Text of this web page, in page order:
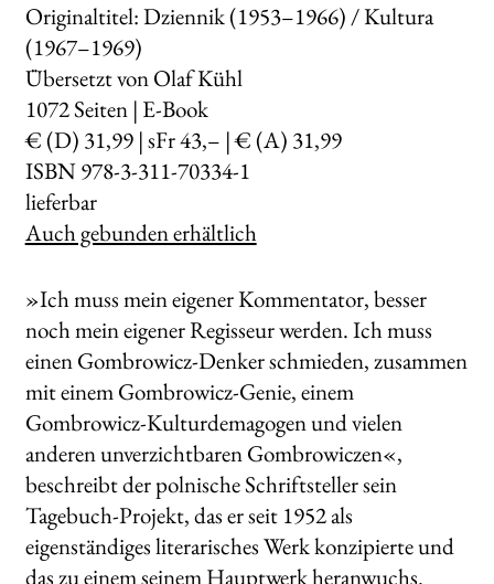
Originaltitel: Dziennik (1953–1966) / Kultura
(1967–1969)
Übersetzt von Olaf Kühl
1072Seiten | E-Book
€ (D) 31,99 | sFr 43,– | € (A) 31,99
ISBN 978-3-311-70334-1
lieferbar
Auch gebunden erhältlich
»Ich muss mein eigener Kommentator, besser
noch mein eigener Regisseur werden. Ich muss
einen Gombrowicz-Denker schmieden, zusammen
mit einem Gombrowicz-Genie, einem
Gombrowicz-Kulturdemagogen und vielen
anderen unverzichtbaren Gombrowiczen«,
beschreibt der polnische Schriftsteller sein
Tagebuch-Projekt, das er seit 1952 als
eigenständiges literarisches Werk konzipierte und
das zu einem seinem Hauptwerk heranwuchs.